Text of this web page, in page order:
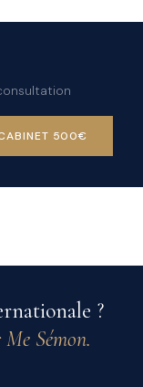
500€
?
Sémon.